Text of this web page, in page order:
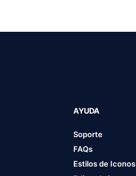
AYUDA
Soporte
FAQs
Estilos de Iconos